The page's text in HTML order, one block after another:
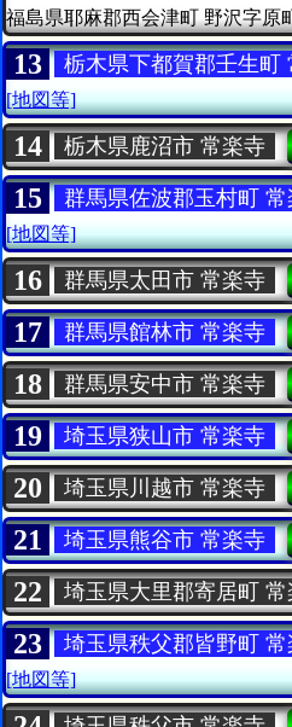
福島県耶麻郡西会津町 野沢字原
13 栃木県下都賀郡壬生町
[地図等]
14 栃木県鹿沼市 常楽寺
15 群馬県佐波郡玉村町 常
[地図等]
16 群馬県太田市 常楽寺
17 群馬県館林市 常楽寺
18 群馬県安中市 常楽寺
19 埼玉県狭山市 常楽寺
20 埼玉県川越市 常楽寺
21 埼玉県熊谷市 常楽寺
22 埼玉県大里郡寄居町 常
23 埼玉県秩父郡皆野町 常
[地図等]